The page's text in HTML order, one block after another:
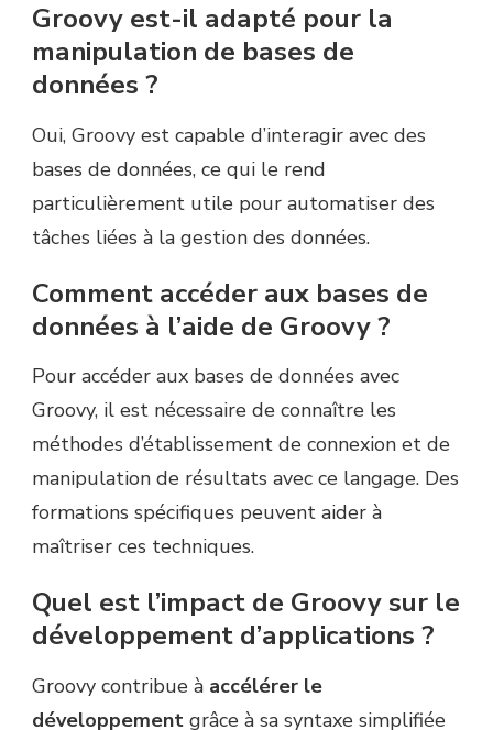
Groovy est-il adapté pour la
manipulation de bases de
données ?
Oui, Groovy est capable d’interagir avec des
bases de données, ce qui le rend
particulièrement utile pour automatiser des
tâches liées à la gestion des données.
Comment accéder aux bases de
données à l’aide de Groovy ?
Pour accéder aux bases de données avec
Groovy, il est nécessaire de connaître les
méthodes d’établissement de connexion et de
manipulation de résultats avec ce langage. Des
formations spécifiques peuvent aider à
maîtriser ces techniques.
Quel est l’impact de Groovy sur le
développement d’applications ?
Groovy contribue à accélérer le
développement grâce à sa syntaxe simplifiée